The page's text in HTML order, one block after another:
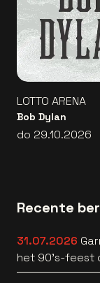
LOTTO ARENA
Bob Dylan
do 29.10.2026
Recente
31.07.2026
het 90’s-feest